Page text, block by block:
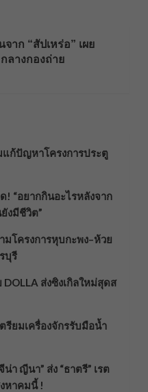
าก “สัปเหร่อ” เผย
ลางกองถ่าย
ก้ปัญหาโครงการประตู
! “อยากกินอะไรหลังจาก
งมีชีวิต”
มโครงการหุบกะพง–ห้วย
บุรี
DOLLA ส่งซิงเกิลใหม่สุดส
รียมเครื่องจักรรับมือน้ำ
ญีนา” ส่ง “ธาตรี” เรต
หาคมนี้ !